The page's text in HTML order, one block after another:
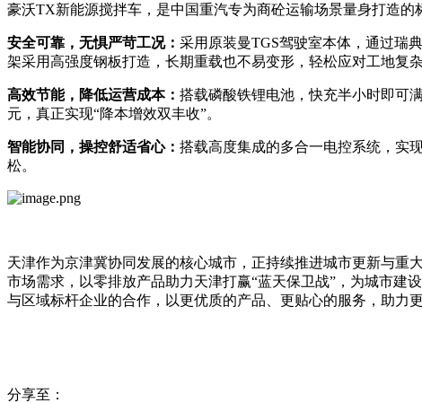
豪沃TX新能源搅拌车，是中国重汽专为商砼运输场景量身打造的
安全可靠，无惧严苛工况： 采用原装曼TGS驾驶室本体，通过瑞
架采用高强度钢板打造，长期重载也不易变形，轻松应对工地复杂
高效节能，降低运营成本： 搭载磷酸铁锂电池，快充半小时即可
元，真正实现“降本增效双丰收”。
智能协同，操控舒适省心： 搭载高度集成的多合一电控系统，实
松。
天津作为京津冀协同发展的核心城市，正持续推进城市更新与
市场需求，以零排放产品助力天津打赢“蓝天保卫战”，为城市建
与区域标杆企业的合作，以更优质的产品、更贴心的服务，助力
分享至：